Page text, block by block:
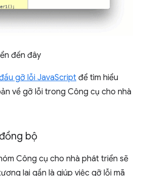
đến đây
gỡ lỗi JavaScript để tìm hiểu
về gỡ lỗi trong Công cụ cho nhà
bộ
Công cụ cho nhà phát triển sẽ
lai gần là giúp việc gỡ lỗi mã